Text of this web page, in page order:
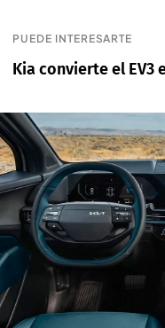
PUEDE INTERESARTE
Kia convierte el EV3